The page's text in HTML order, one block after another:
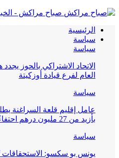
صباح مراكش -
الرئيسية
سياسة
سياسة
الاتحاد الاشتراكي بالحوز
العام لفرع قيادة أوزكيتة
سياسة
عامل إقليم قلعة السراغنة
بأزيد من 27 مليون درهم احتفاءً…
سياسة
يونس بو سكسو: الاستحقاقات